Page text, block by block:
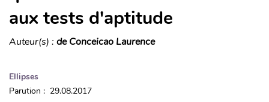
aux tests d'aptitude
Auteur(s) : de Conceicao Laurence
Ellipses
Parution : 29.08.2017